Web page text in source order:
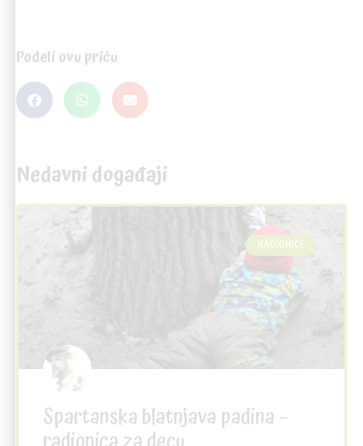
Podeli ovu priču
Nedavni događaji
RADIONICE
Spartanska blatnjava padina –